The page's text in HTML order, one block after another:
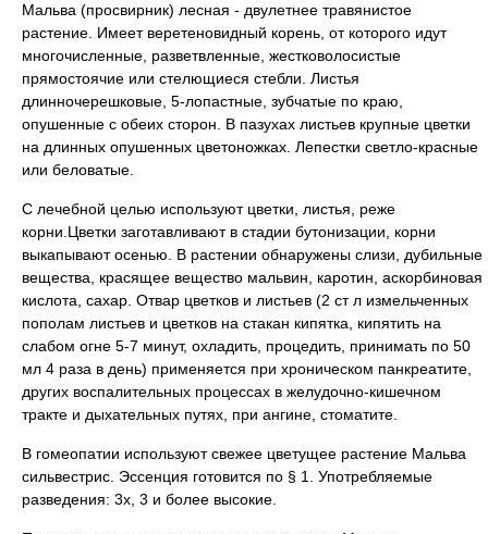
Мальва (просвирник) лесная - двулетнее травянистое
растение. Имеет веретеновидный корень, от которого идут
многочисленные, разветвленные, жестковолосистые
прямостоячие или стелющиеся стебли. Листья
длинночерешковые, 5-лопастные, зубчатые по краю,
опушенные с обеих сторон. В пазухах листьев крупные цветки
на длинных опушенных цветоножках. Лепестки светло-красные
или беловатые.
С лечебной целью используют цветки, листья, реже
корни.Цветки заготавливают в стадии бутонизации, корни
выкапывают осенью. В растении обнаружены слизи, дубильные
вещества, красящее вещество мальвин, каротин, аскорбиновая
кислота, сахар. Отвар цветков и листьев (2 ст л измельченных
пополам листьев и цветков на стакан кипятка, кипятить на
слабом огне 5-7 минут, охладить, процедить, принимать по 50
мл 4 раза в день) применяется при хроническом панкреатите,
других воспалительных процессах в желудочно-кишечном
тракте и дыхательных путях, при ангине, стоматите.
В гомеопатии используют свежее цветущее растение Мальва
сильвестрис. Эссенция готовится по § 1. Употребляемые
разведения: 3х, 3 и более высокие.